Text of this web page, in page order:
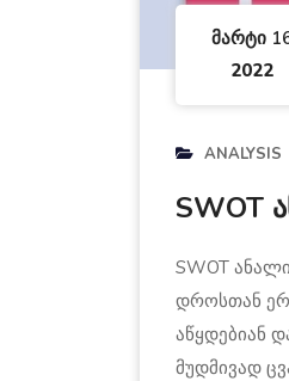
Მარტი
2022
ANALYSIS
SWOT
SWOT
დროსთან
აწყდებიან
მუდმივად